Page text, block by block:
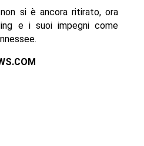
si è ancora ritirato, ora
e i suoi impegni come